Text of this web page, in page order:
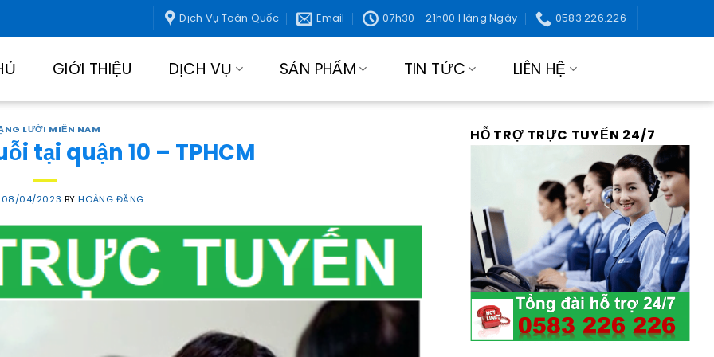
Dịch Vụ Toàn Quốc Email 07h30 - 21h00 Hàng Ngày 0583.226.226
GIỚI THIỆU DỊCH VỤ SẢN PHẨM TIN TỨC LIÊN HỆ
LƯỚI MIỀN NAM
tại quận 10 – TPHCM
08/04/2023 BYHOÀNG ĐĂNG
HỖ TRỢ TRỰC TUYẾN 24/7